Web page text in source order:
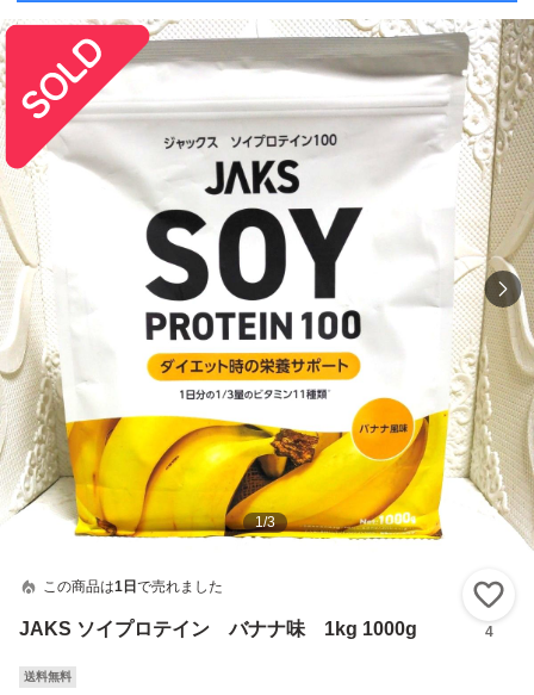
1/3
この商品は1日 で売れました
JAKS ソイプロテイン バナナ味 1kg 1000g 4
送料無料